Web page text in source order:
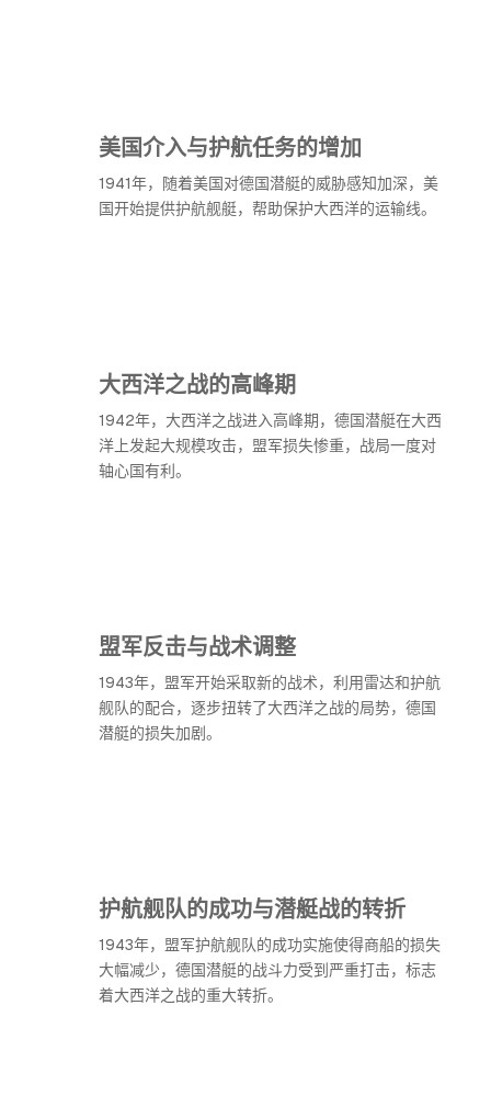
美国介入与护航任务的增加
1941年，随着美国对德国潜艇的威胁感知加深，美
国开始提供护航舰艇，帮助保护大西洋的运输线。
大西洋之战的高峰期
1942年，大西洋之战进入高峰期，德国潜艇在大西
洋上发起大规模攻击，盟军损失惨重，战局一度对
轴心国有利。
盟军反击与战术调整
1943年，盟军开始采取新的战术，利用雷达和护航
舰队的配合，逐步扭转了大西洋之战的局势，德国
潜艇的损失加剧。
护航舰队的成功与潜艇战的转折
1943年，盟军护航舰队的成功实施使得商船的损失
大幅减少，德国潜艇的战斗力受到严重打击，标志
着大西洋之战的重大转折。